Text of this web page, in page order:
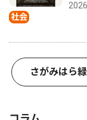
社会
さがみはら